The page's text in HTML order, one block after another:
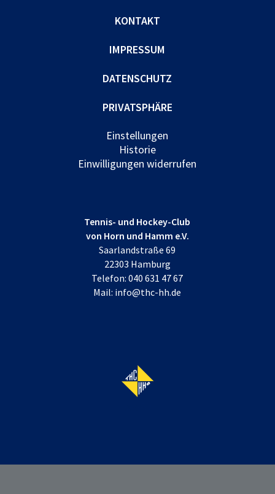
KONTAKT
IMPRESSUM
DATENSCHUTZ
PRIVATSPHÄRE
Einstellungen
Historie
Einwilligungen widerrufen
Tennis- und Hockey-Club
von Horn und Hamm e.V.
Saarlandstraße 69
22303 Hamburg
Telefon:040 631 47 67
Mail: info@thc-hh.de